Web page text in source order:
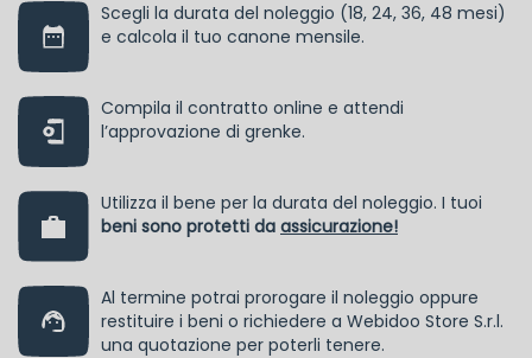
Scegli la durata del noleggio (18, 24, 36, 48 mesi)
e calcola il tuo canone mensile.
Compila il contratto online e attendi
l’approvazione di grenke.
Utilizza il bene per la durata del noleggio. I tuoi
beni sono protetti da assicurazione!
Al termine potrai prorogare il noleggio oppure
restituire i beni o richiedere a Webidoo Store S.r.l.
una quotazione per poterli tenere.